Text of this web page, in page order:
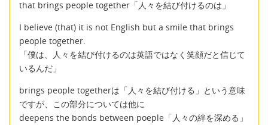
that brings people together「人々を結び付けるのは」
I believe (that) it is not English but a smile that brings
people together.
「僕は、人々を結び付けるのは英語ではなく笑顔だと信じて
いるんだ」
brings people togetherは「人々を結び付ける」という意味
ですが、この部分については他に
deepens the bonds between poeple「人々の絆を深める」